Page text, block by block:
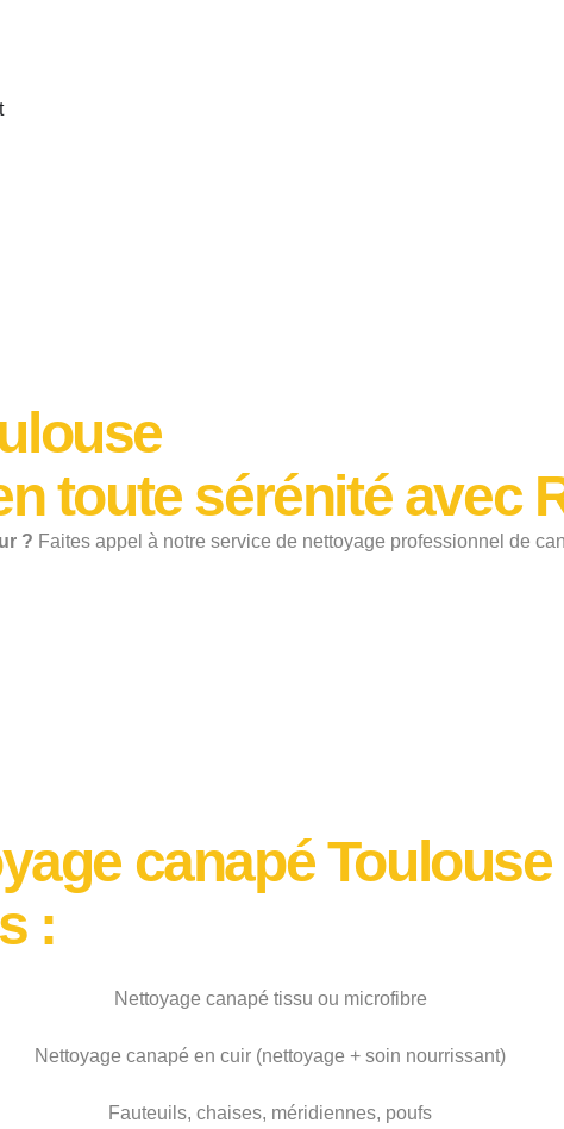
toute sérénité avec
? Faites appel à notre service de nettoyage professionnel de
canapé Toulouse
:
Nettoyage canapé tissu ou microfibre
Nettoyage canapé en cuir (nettoyage + soin nourrissant)
Fauteuils, chaises, méridiennes, poufs